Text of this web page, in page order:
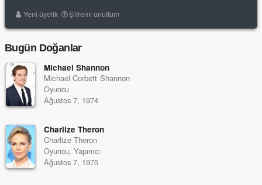
Yeni üyelik Şifremi unuttum
Bugün Doğanlar
Michael Shannon
Michael Corbett Shannon
Oyuncu
Ağustos 7, 1974
Charlize Theron
Charlize Theron
Oyuncu, Yapımcı
Ağustos 7, 1975